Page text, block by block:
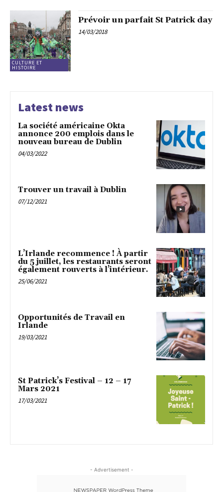
CULTURE ET
HISTOIRE
Prévoir un parfait St Patrick day
14/03/2018
Latest news
La société américaine Okta
annonce 200 emplois dans le
nouveau bureau de Dublin
04/03/2022
Trouver un travail à Dublin
07/12/2021
L’Irlande recommence ! À partir
du 5 juillet, les restaurants seront
également rouverts à l’intérieur.
25/06/2021
Opportunités de Travail en
Irlande
19/03/2021
St Patrick’s Festival – 12 – 17
Mars 2021
17/03/2021
- Advertisement -